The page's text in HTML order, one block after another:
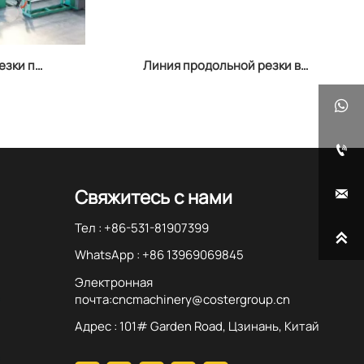
по
Линия продольной резки в
Свяжитесь с нами
Тел : +86-531-81907399
WhatsApp : +86 13969069845
Электронная
почта:cncmachinery@costergroup.cn
Адрес : 101# Garden Road, Цзинань, Китай



